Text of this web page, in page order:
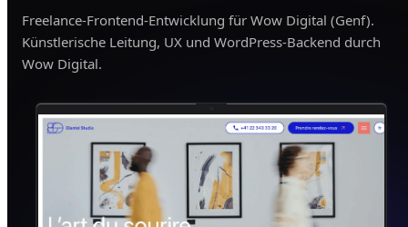
Freelance-Frontend-Entwicklung für Wow Digital (Genf).
Künstlerische Leitung, UX und WordPress-Backend durch
Wow Digital.